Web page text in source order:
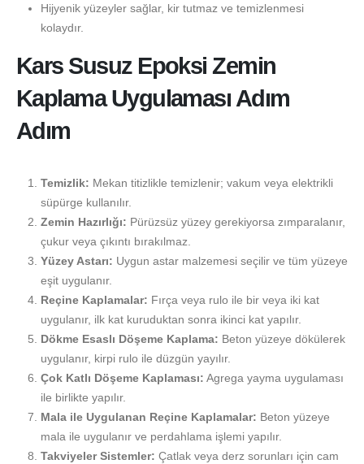
Hijyenik yüzeyler sağlar, kir tutmaz ve temizlenmesi
kolaydır.
Kars Susuz Epoksi Zemin
Kaplama Uygulaması Adım
Adım
Temizlik: Mekan titizlikle temizlenir; vakum veya elektrikli
süpürge kullanılır.
Zemin Hazırlığı: Pürüzsüz yüzey gerekiyorsa zımparalanır,
çukur veya çıkıntı bırakılmaz.
Yüzey Astarı: Uygun astar malzemesi seçilir ve tüm yüzeye
eşit uygulanır.
Reçine Kaplamalar: Fırça veya rulo ile bir veya iki kat
uygulanır, ilk kat kuruduktan sonra ikinci kat yapılır.
Dökme Esaslı Döşeme Kaplama: Beton yüzeye dökülerek
uygulanır, kirpi rulo ile düzgün yayılır.
Çok Katlı Döşeme Kaplaması: Agrega yayma uygulaması
ile birlikte yapılır.
Mala ile Uygulanan Reçine Kaplamalar: Beton yüzeye
mala ile uygulanır ve perdahlama işlemi yapılır.
Takviyeler Sistemler: Çatlak veya derz sorunları için cam